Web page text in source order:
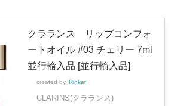
クラランス リップコンフォ
ートオイル #03 チェリー 7ml
並行輸入品 [並行輸入品]
created by Rinker
CLARINS(クラランス)